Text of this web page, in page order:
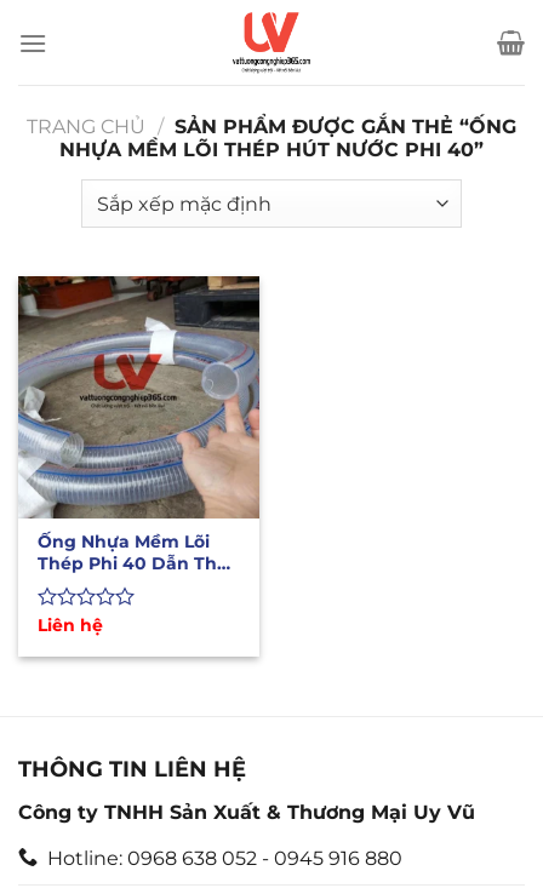
qua
TRANG CHỦ
/ SẢN PHẨM ĐƯỢC GẮN THẺ “ỐNG
NHỰA MỀM LÕI THÉP HÚT NƯỚC PHI 40”
Ống Nhựa Mềm Lõi
Thép Phi 40 Dẫn Thực
Phẩm, Dầu, Hóa Chất
Được
hạng
Liên hệ
THÔNG TIN LIÊN HỆ
Công ty TNHH Sản Xuất & Thương Mại Uy Vũ
Hotline: 0968 638 052 - 0945 916 880